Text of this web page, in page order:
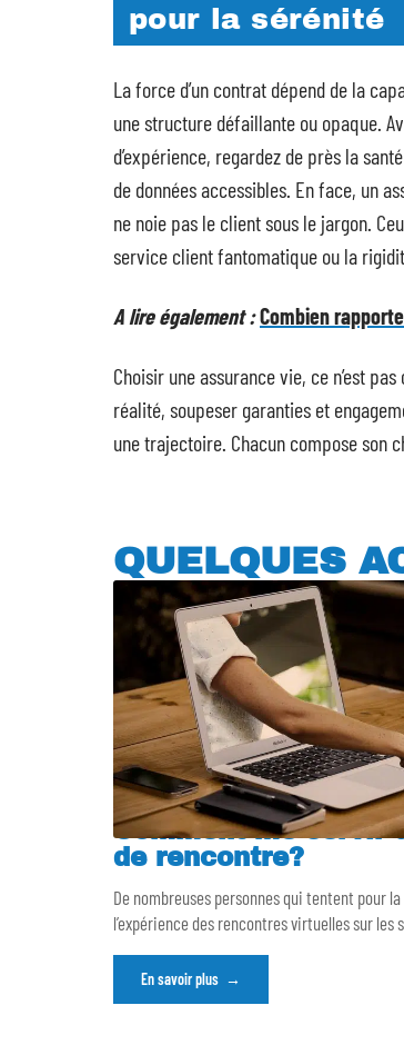
pour la sérénité
La force d’un contrat dépend de la
une structure défaillante ou opaque.
d’expérience, regardez de près la
de données accessibles. En face, un
ne noie pas le client sous le jargon.
service client fantomatique ou la
A lire également :Combien
Choisir une assurance vie, ce n’est
réalité, soupeser garanties et
une trajectoire. Chacun compose son
QUELQUES
Comment me servir
de rencontre?
De nombreuses personnes qui tentent pour
l’expérience des rencontres virtuelles sur les
En savoir plus